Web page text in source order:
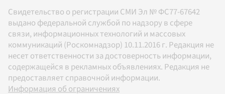
Свидетельство о регистрации СМИ Эл № ФС77-67642
выдано федеральной службой по надзору в сфере
связи, информационных технологий и массовых
коммуникаций (Роскомнадзор) 10.11.2016 г. Редакция не
несет ответственности за достоверность информации,
содержащейся в рекламных объявлениях. Редакция не
предоставляет справочной информации.
Информация об ограничениях